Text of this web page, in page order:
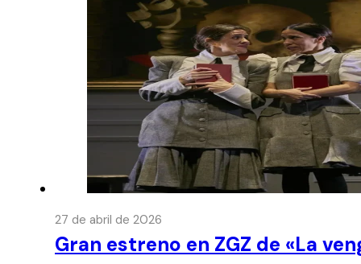
27 de abril de 2026
Gran estreno en ZGZ de «La